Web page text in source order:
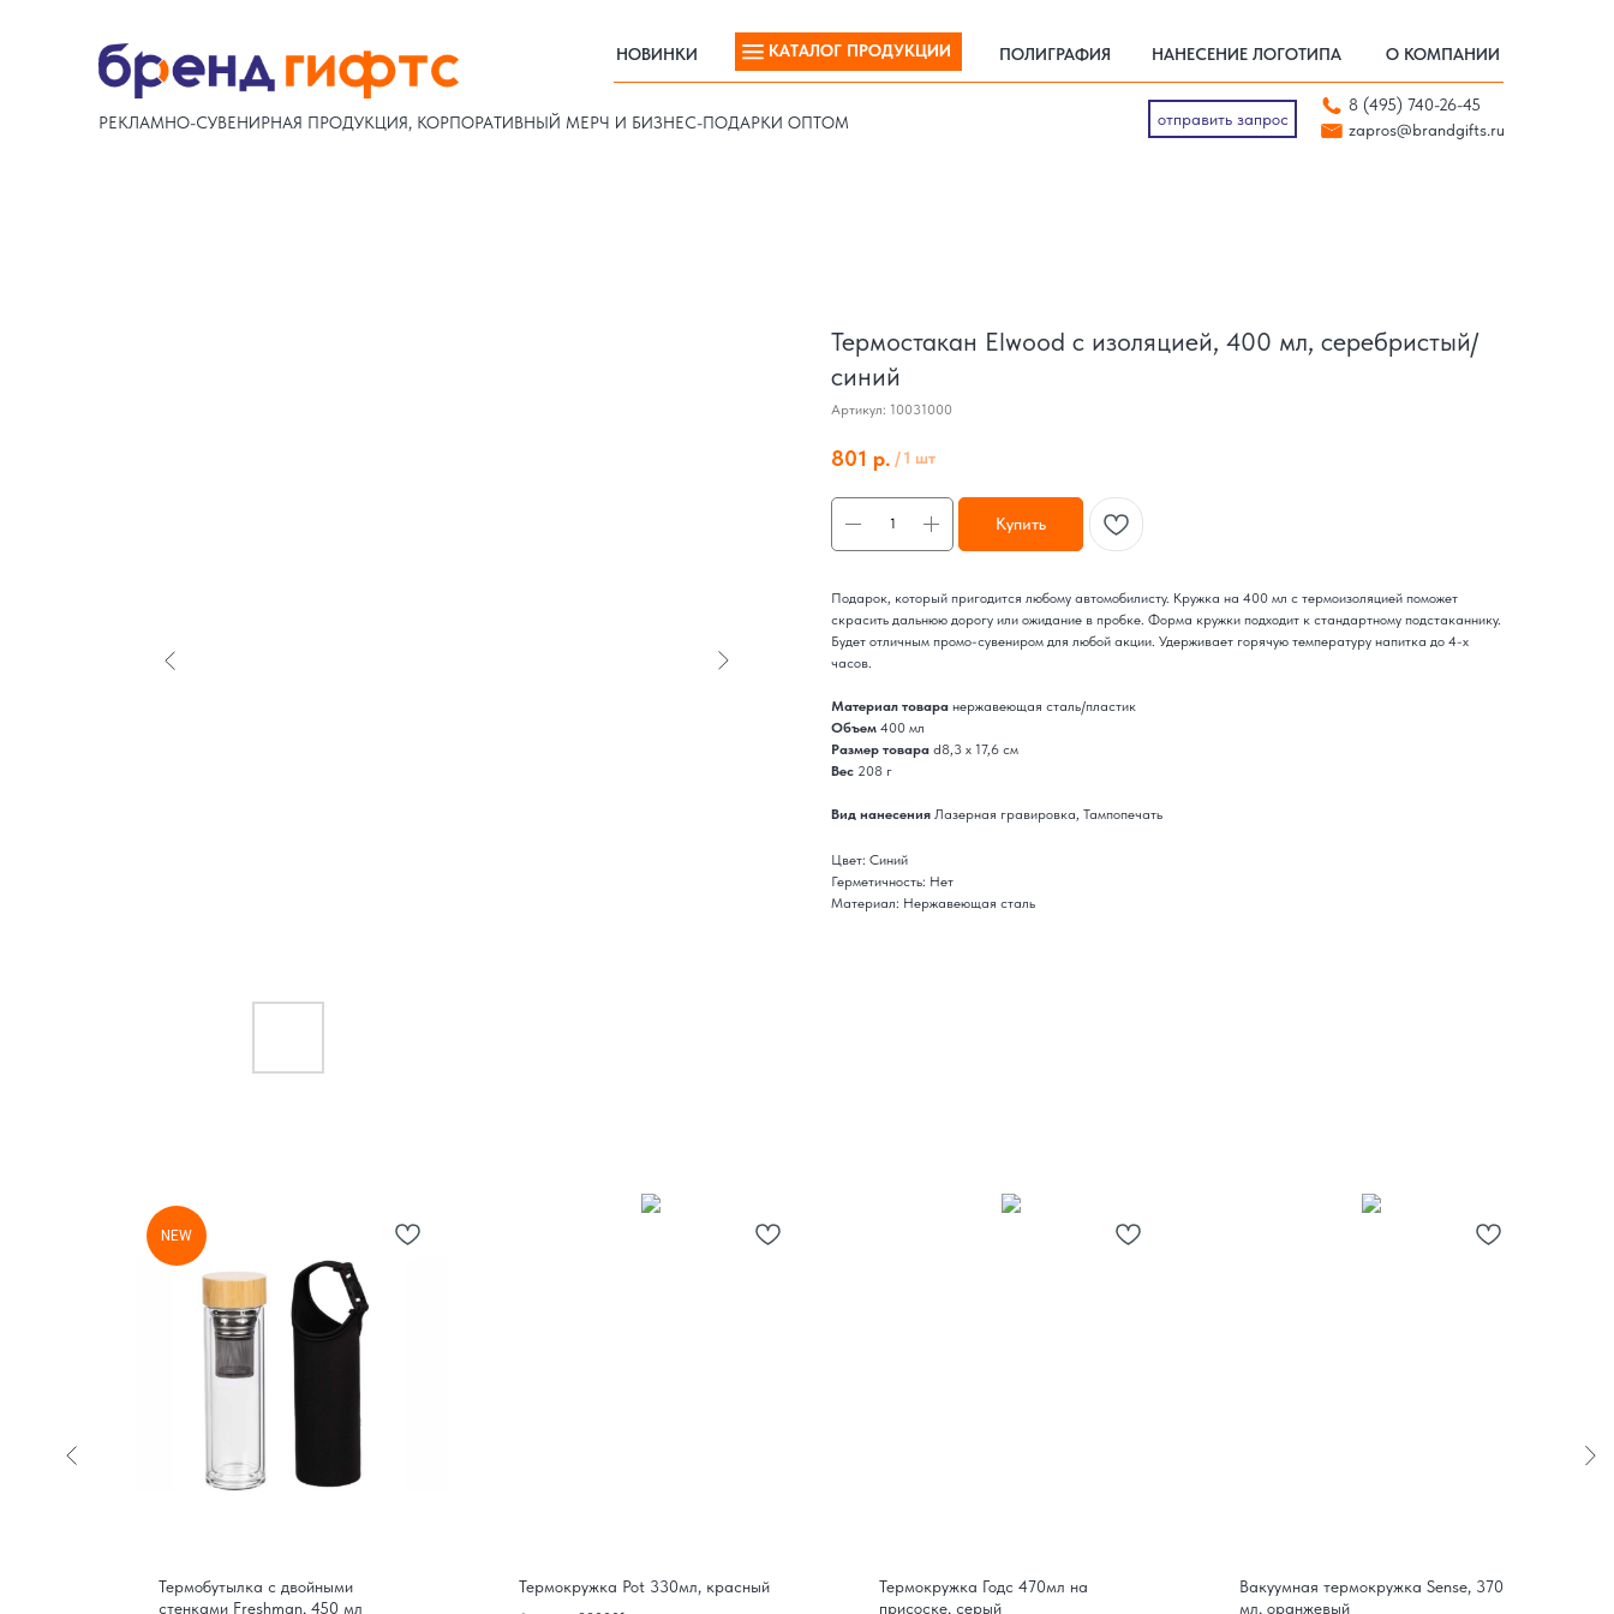
КАТАЛОГ ПРОДУКЦИИ
zapros@brandgifts.ru
отправить запрос 8 (495) 740-26-45
НАНЕСЕНИЕ ЛОГОТИПА О КОМПАНИИ
ПОЛИГРАФИЯ
zapros@brandgifts.ru
НОВИНКИ КАТАЛОГ ПРОДУКЦИИ
РЕКЛАМНО-СУВЕНИРНАЯ ПРОДУКЦИЯ, КОРПОРАТИВНЫЙ МЕРЧ И БИЗНЕС-ПОДАРКИ ОПТОМ отправить запрос
Термостакан Elwood c изоляцией, 400 мл, серебристый/
синий
Артикул: 10031000
801 р. /1 шт
Купить
Подарок, который пригодится любому автомобилисту. Кружка на 400 мл с термоизоляцией поможет
скрасить дальнюю дорогу или ожидание в пробке. Форма кружки подходит к стандартному подстаканнику.
Будет отличным промо-сувениром для любой акции. Удерживает горячую температуру напитка до 4-х
часов.
Материал товара нержавеющая сталь/пластик
Объем 400 мл
Размер товара d8,3 х 17,6 см
Вес 208 г
Вид нанесения Лазерная гравировка, Тампопечать
Цвет: Синий
Герметичность: Нет
Материал: Нержавеющая сталь
NEW
Термобутылка с двойными
стенками Freshman, 450 мл
Термокружка Pot 330мл, красный
Термокружка Годс 470мл на
присоске, серый
Вакуумная термокружка Sense, 370
мл, оранжевый